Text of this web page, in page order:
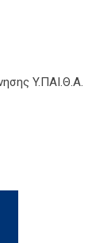
Y.ΠΑΙ.Θ.Α.